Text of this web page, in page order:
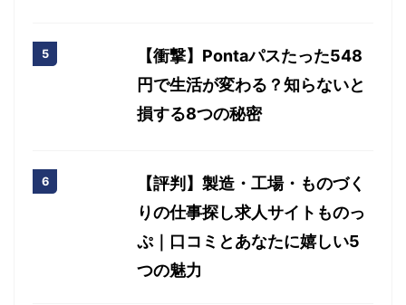
【衝撃】Pontaパスたった548
円で生活が変わる？知らないと
損する8つの秘密
【評判】製造・工場・ものづく
りの仕事探し求人サイトものっ
ぷ｜口コミとあなたに嬉しい5
つの魅力